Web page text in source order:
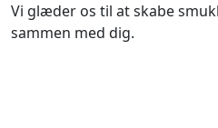
Vi glæder os til at skabe
sammen med dig.